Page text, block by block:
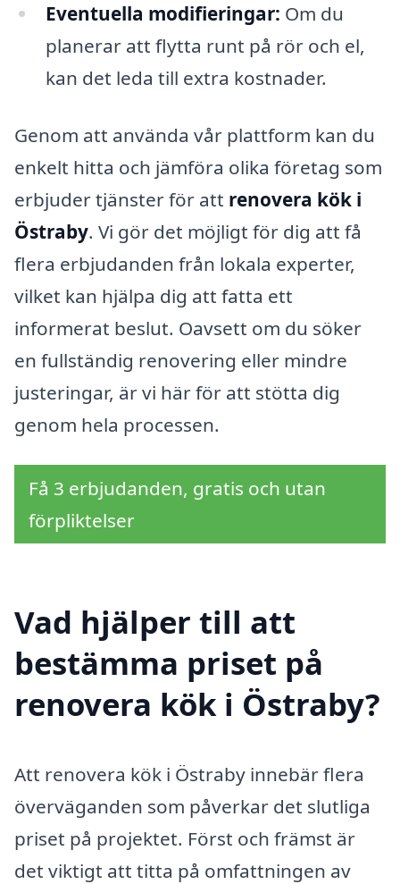
Eventuella modifieringar: Om du
planerar att flytta runt på rör och el,
kan det leda till extra kostnader.
Genom att använda vår plattform kan du
enkelt hitta och jämföra olika företag som
erbjuder tjänster för att renovera kök i
Östraby. Vi gör det möjligt för dig att få
flera erbjudanden från lokala experter,
vilket kan hjälpa dig att fatta ett
informerat beslut. Oavsett om du söker
en fullständig renovering eller mindre
justeringar, är vi här för att stötta dig
genom hela processen.
Få 3 erbjudanden, gratis och utan
förpliktelser
Vad hjälper till att
bestämma priset på
renovera kök i Östraby?
Att renovera kök i Östraby innebär flera
överväganden som påverkar det slutliga
priset på projektet. Först och främst är
det viktigt att titta på omfattningen av